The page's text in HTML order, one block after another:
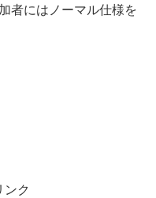
者にはノーマル仕様を
ンク